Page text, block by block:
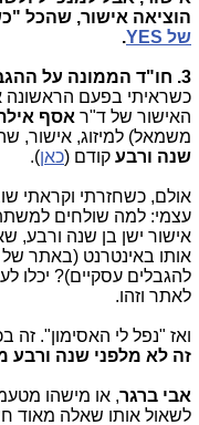
הוציאה אישור, שהכל
של YES
.
3. חו"ד הממונה על ההגבלים העסקיים
כשראיתי בפעם הראשונה
האישור של ד"ר אסף
משמאל) למיזוג, אישור,
שנה ורבע קודם (כאן).
אולם, כשחזרתי וקראתי
עצמי: למה שולחים
אישור ישן בן שנה ורבע,
אותו באינטרנט (באתר
להגבלים עסקיים)? יכלו
לאתר וזהו.
ואז "נפל לי האסימון". זה
זה לא מלפני שנה ורבע
אבי ברגר, או מישהו